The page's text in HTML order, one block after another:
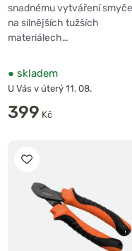
snadnému vytváření
na silnějších tužších
materiálech…
● skladem
U Vás v úterý 11. 08.
399 Kč